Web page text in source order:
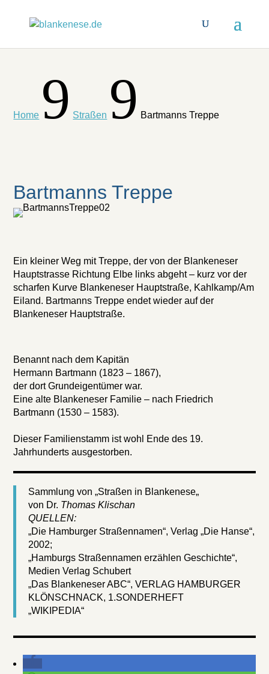
Home 9 Straßen 9 Bartmanns Treppe
Bartmanns Treppe
Ein kleiner Weg mit Treppe, der von der Blankeneser
Hauptstrasse Richtung Elbe links abgeht – kurz vor der
scharfen Kurve Blankeneser Hauptstraße, Kahlkamp/Am
Eiland. Bartmanns Treppe endet wieder auf der
Blankeneser Hauptstraße.
Benannt nach dem Kapitän
Hermann Bartmann (1823 – 1867),
der dort Grundeigentümer war.
Eine alte Blankeneser Familie – nach Friedrich
Bartmann (1530 – 1583).
Dieser Familienstamm ist wohl Ende des 19.
Jahrhunderts ausgestorben.
Sammlung von „Straßen in Blankenese„
von Dr. Thomas Klischan
QUELLEN:
„Die Hamburger Straßennamen“, Verlag „Die Hanse“,
2002;
„Hamburgs Straßennamen erzählen Geschichte“,
Medien Verlag Schubert
„Das Blankeneser ABC“, VERLAG HAMBURGER
KLÖNSCHNACK, 1.SONDERHEFT
„WIKIPEDIA“